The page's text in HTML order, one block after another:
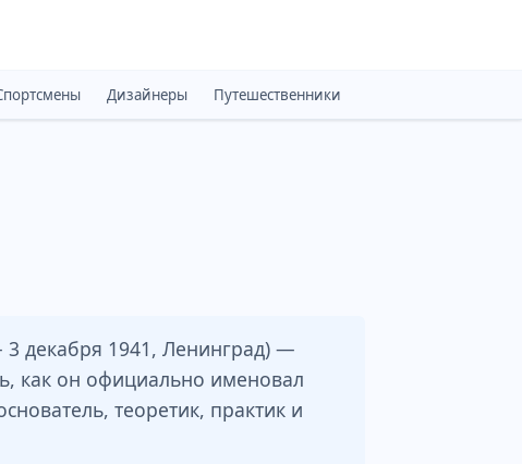
Дизайнеры Путешественники
декабря 1941, Ленинград) —
как он официально именовал
теоретик, практик и